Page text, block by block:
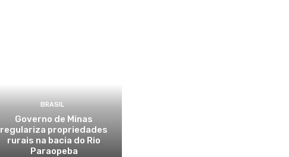
BRASIL
Governo de Minas
regulariza propriedades
rurais na bacia do Rio
Paraopeba